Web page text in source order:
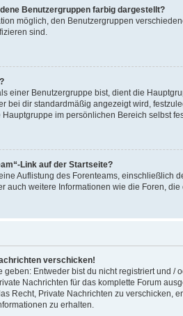
Benutzergruppen farbig dargestellt?
möglich, den Benutzergruppen
sind.
einer Benutzergruppe bist, dient die
bei dir standardmäßig angezeigt wird,
im persönlichen Bereich selbst
Link auf der Startseite?
Auflistung des Forenteams, einschließlich
auch weitere Informationen wie die Foren,
verschicken!
geben: Entweder bist du nicht registriert und /
Nachrichten für das komplette Forum
Recht, Private Nachrichten zu verschicken,
zu erhalten.